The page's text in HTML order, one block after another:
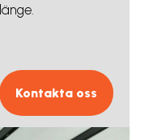
Kontakta oss